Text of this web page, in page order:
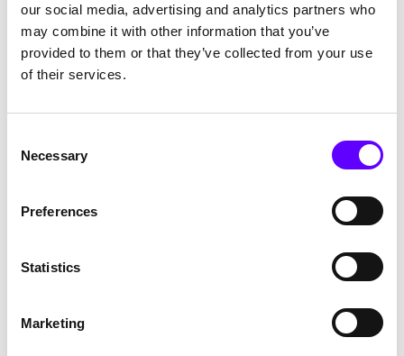
our social media, advertising and analytics partners who
may combine it with other information that you’ve
provided to them or that they’ve collected from your use
of their services.
Selection
Necessary
Preferences
Statistics
Marketing
effizienter unternehmerisch nutzen. Mit der passenden
Förderung sorgen wir für die optimale wirtschaftliche
Umsetzung Ihrer Ideen oder Maßnahmen. Nutzen Sie
Programme wie die „Bundesförderung für Energie-
Sie.
in Mrd. kWh
Chemische Industrie